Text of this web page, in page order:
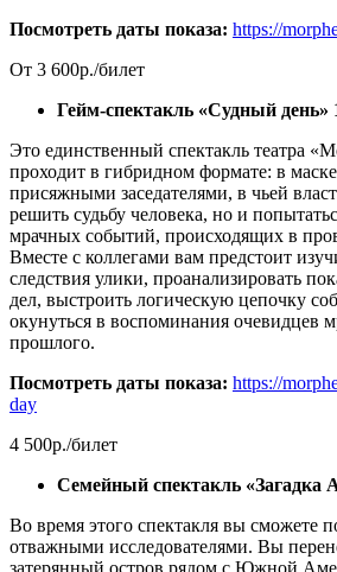
Посмотреть даты показа: https://
От 3 600р./билет
Гейм-спектакль «Судный день»
Это единственный спектакль театра
проходит в гибридном формате: в
присяжными заседателями, в чьей
решить судьбу человека, но и
мрачных событий, происходящих в
Вместе с коллегами вам предстоит
следствия улики, проанализировать
дел, выстроить логическую цепочку
окунуться в воспоминания очевидцев
прошлого.
Посмотреть даты показа: https://
day
4 500р./билет
Семейный спектакль «Загадка
Во время этого спектакля вы сможете
отважными исследователями. Вы
затерянный остров рядом с Южной